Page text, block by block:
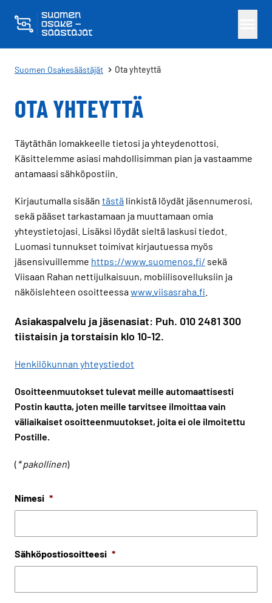
Skippaa sisältö
Suomen Osakesäästäjät Ota yhteyttä
OTA YHTEYTTÄ
Täytäthän lomakkeelle tietosi ja yhteydenottosi.
Käsittelemme asiasi mahdollisimman pian ja vastaamme
antamaasi sähköpostiin.
Kirjautumalla sisään tästä linkistä löydät jäsennumerosi,
sekä pääset tarkastamaan ja muuttamaan omia
yhteystietojasi. Lisäksi löydät sieltä laskusi tiedot.
Luomasi tunnukset toimivat kirjautuessa myös
jäsensivuillemme https://www.suomenos.fi/ sekä
Viisaan Rahan nettijulkaisuun, mobiilisovelluksiin ja
näköislehteen osoitteessawww.viisasraha.fi
Asiakaspalvelu ja jäsenasiat: Puh. 010 2481 300
tiistaisin ja torstaisin klo 10-12.
Henkilökunnan yhteystiedot
Osoitteenmuutokset tulevat meille automaattisesti
Postin kautta, joten meille tarvitsee ilmoittaa vain
väliaikaiset osoitteenmuutokset, joita ei ole ilmoitettu
Postille.
(* pakollinen)
Nimesi *
Sähköpostiosoitteesi *